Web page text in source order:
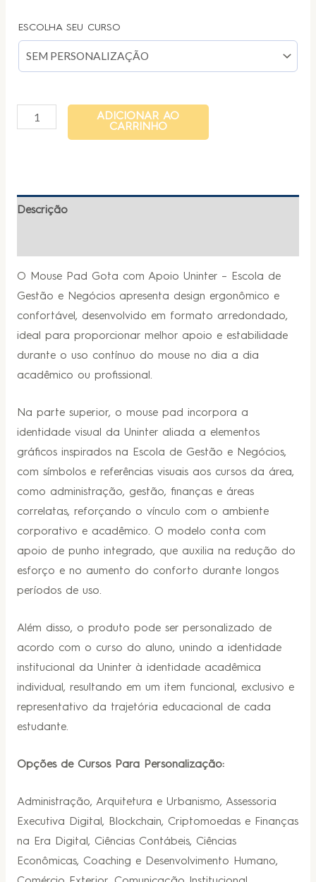
ESCOLHA SEU CURSO
ADICIONAR AO
CARRINHO
Descrição
O Mouse Pad Gota com Apoio Uninter – Escola de
Gestão e Negócios apresenta design ergonômico e
confortável, desenvolvido em formato arredondado,
ideal para proporcionar melhor apoio e estabilidade
durante o uso contínuo do mouse no dia a dia
acadêmico ou profissional.
Na parte superior, o mouse pad incorpora a
identidade visual da Uninter aliada a elementos
gráficos inspirados na Escola de Gestão e Negócios,
com símbolos e referências visuais aos cursos da área,
como administração, gestão, finanças e áreas
correlatas, reforçando o vínculo com o ambiente
corporativo e acadêmico. O modelo conta com
apoio de punho integrado, que auxilia na redução do
esforço e no aumento do conforto durante longos
períodos de uso.
Além disso, o produto pode ser personalizado de
acordo com o curso do aluno, unindo a identidade
institucional da Uninter à identidade acadêmica
individual, resultando em um item funcional, exclusivo e
representativo da trajetória educacional de cada
estudante.
Opções de Cursos Para Personalização:
Administração, Arquitetura e Urbanismo, Assessoria
Executiva Digital, Blockchain, Criptomoedas e Finanças
na Era Digital, Ciências Contábeis, Ciências
Econômicas, Coaching e Desenvolvimento Humano,